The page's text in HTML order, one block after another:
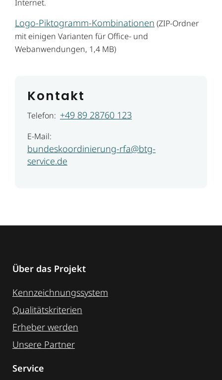
Internet.
Logo-Piktogramm-Kombinationen (ZIP-Ordner
mit einigen Varianten für Office- und
Webanwendungen, 1,4 MB)
Kontakt
Telefon: +49 89 28760 123
E-Mail:
bundeskoordinierung-rfa@btg-
service.de
Über das Projekt
Kennzeichnungssystem
Qualitätskriterien
Erheber werden
Unsere Partner
Service